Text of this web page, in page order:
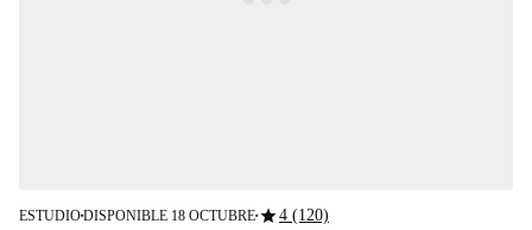
ESTUDIO■DISPONIBLE 18 OCTUBRE■star4 (120)